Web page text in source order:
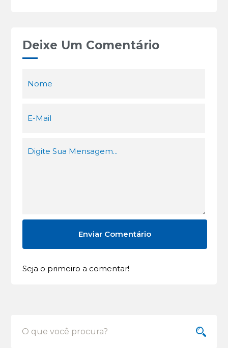
Deixe Um Comentário
Seja o primeiro a comentar!